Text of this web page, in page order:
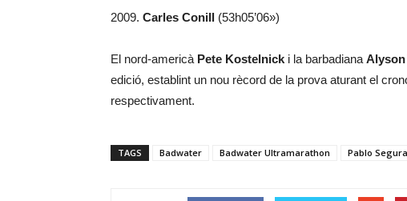
2009. Carles Conill (53h05’06»)
El nord-americà Pete Kostelnick i la barbadiana Alyson
edició, establint un nou rècord de la prova aturant el
respectivament.
TAGS Badwater Badwater Ultramarathon Pablo Segura